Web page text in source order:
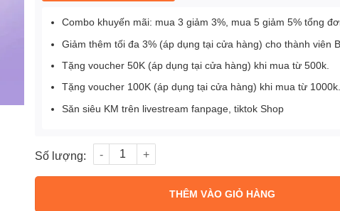
Combo khuyến mãi: mua 3 giảm 3%, mua 5 giảm 5% tổng
Giảm thêm tối đa 3% (áp dụng tại cửa hàng) cho thành viên
Tặng voucher 50K (áp dụng tại cửa hàng) khi mua từ 500k.
Tặng voucher 100K (áp dụng tại cửa hàng) khi mua từ 1000k.
Săn siêu KM trên livestream fanpage, tiktok Shop
Số lượng
THÊM VÀO GIỎ HÀNG